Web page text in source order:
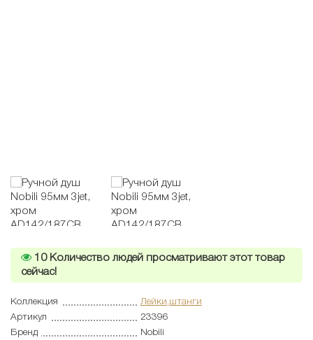
10Количество людей просматривают этот товар
сейчас!
Коллекция
Лейки,штанги
Артикул
23396
Бренд
Nobili